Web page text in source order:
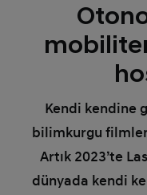
Kendi kendine
bilimkurgu
Artık 2023’te
dünyada kendi